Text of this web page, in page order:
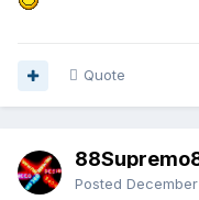
Quote
Posted